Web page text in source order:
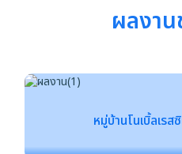
ผลงาน
หมู่บ้านโนเบิ้ลเร